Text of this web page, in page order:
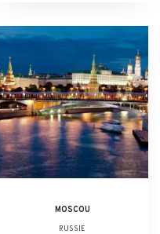
MOSCOU
RUSSIE